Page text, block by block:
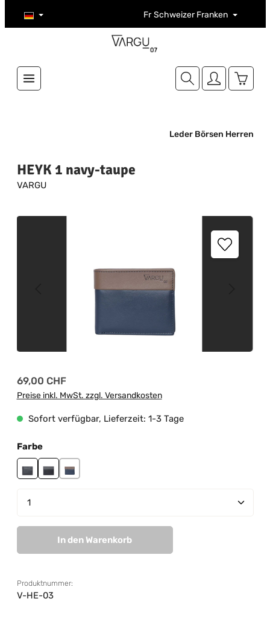
Zum Hauptinhalt springen Fr Schweizer Franken
Leder Börsen Herren
HEYK 1 navy-taupe
VARGU
Bildergalerie überspringen
Regulärer Preis:
69,00 CHF
Preise inkl. MwSt. zzgl. Versandkosten
Sofort verfügbar, Lieferzeit: 1-3 Tage
Farbeauswählen
blackblack-greynavy-taupe
Produkt Anzahl: Gib den gewünschten Wert ein
In den Warenkorb
Produktnummer:
V-HE-03